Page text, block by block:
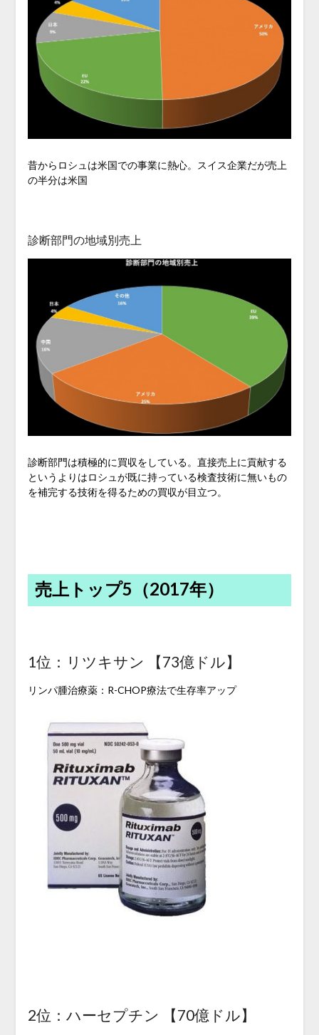
昔からロシュは米国での事業に熱心。スイス企業だが売上
の半分は米国
診断部門の地域別売上
診断部門は積極的に買収をしている。直接売上に貢献する
というよりはロシュが既に持っている検査技術に無いもの
を補完する技術を得るための買収が目立つ。
売上トップ5（2017年）
1位：リツキサン 【73億ドル】
リンパ腫治療薬：R-CHOP療法で生存率アップ
2位：ハーセプチン 【70億ドル】